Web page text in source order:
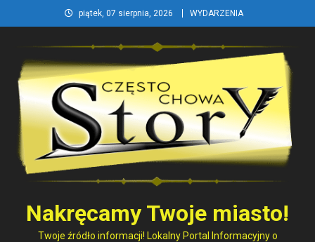
to
piątek, 07 sierpnia, 2026 WYDARZENIA
Nakręcamy Twoje miasto!
Twoje źródło informacji! Lokalny Portal Informacyjny o